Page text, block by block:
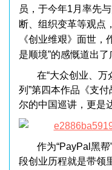
员，于今年1月率先
断、组织变革等观点
《创业维艰》面世，
是顺境”的感慨道出了
在“大众创业、万
列”第四本作品《支
尔的中国巡讲，更是
作为“PayPal黑
段创业历程就是带领